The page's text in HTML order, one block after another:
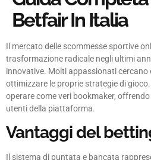
Betfair In Italia
Il mercato delle scommesse sportive
trasformazione radicale negli ultimi
innovative. Molti appassionati cercano
ottimizzare le proprie strategie di
operare come veri bookmaker,
utenti della piattaforma.
Vantaggi del
Il sistema di puntata e bancata